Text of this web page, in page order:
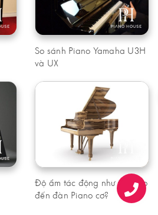
So sánh Piano Yamaha U3H
và UX
Độ ẩm tác động như thế nào
đến đàn Piano cơ?